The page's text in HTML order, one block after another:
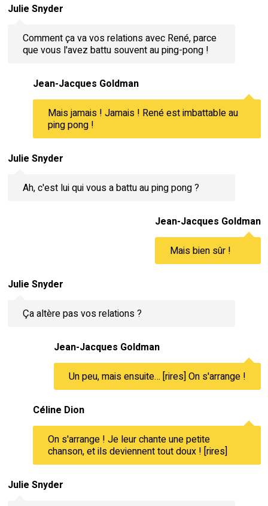
Julie Snyder
Comment ça va vos relations avec René, parce
que vous l'avez battu souvent au ping-pong !
Jean-Jacques Goldman
Mais jamais ! Jamais ! René est imbattable au
ping pong !
Julie Snyder
Ah, c'est lui qui vous a battu au ping pong ?
Jean-Jacques Goldman
Mais bien sûr !
Julie Snyder
Ça altère pas vos relations ?
Jean-Jacques Goldman
Un peu, mais ensuite… [rires] On s'arrange !
Céline Dion
On s'arrange ! Je leur chante une petite
chanson, et ils deviennent tout doux ! [rires]
Julie Snyder